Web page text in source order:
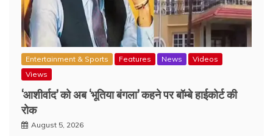
Entertainment & Sports Features News
Videos
Views
‘आशीर्वाद’ को अब ‘भूतिया बंगला’ कहने पर बॉम्बे हाईकोर्ट की
रोक
August 5, 2026